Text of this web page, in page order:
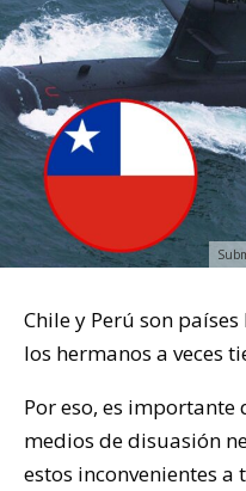
Chile y Perú son
los hermanos a veces
Por eso, es
medios de disuasión
estos inconvenientes